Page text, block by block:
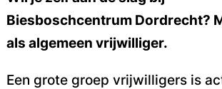
Biesboschcentrum Dordrecht?
als algemeen vrijwilliger.
Een grote groep vrijwilligers is